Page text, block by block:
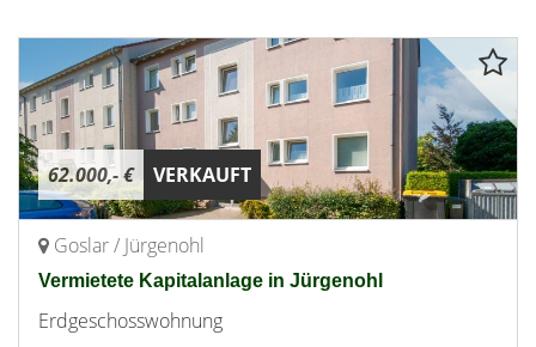
62.000,- € VERKAUFT
Goslar / Jürgenohl
Vermietete Kapitalanlage in Jürgenohl
Erdgeschosswohnung